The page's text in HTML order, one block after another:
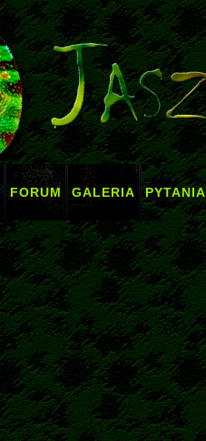
FORUM GALERIA PYTANIA